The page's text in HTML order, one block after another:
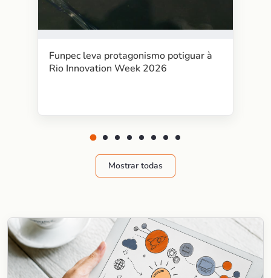
Funpec leva protagonismo potiguar à
Rio Innovation Week 2026
Mostrar todas